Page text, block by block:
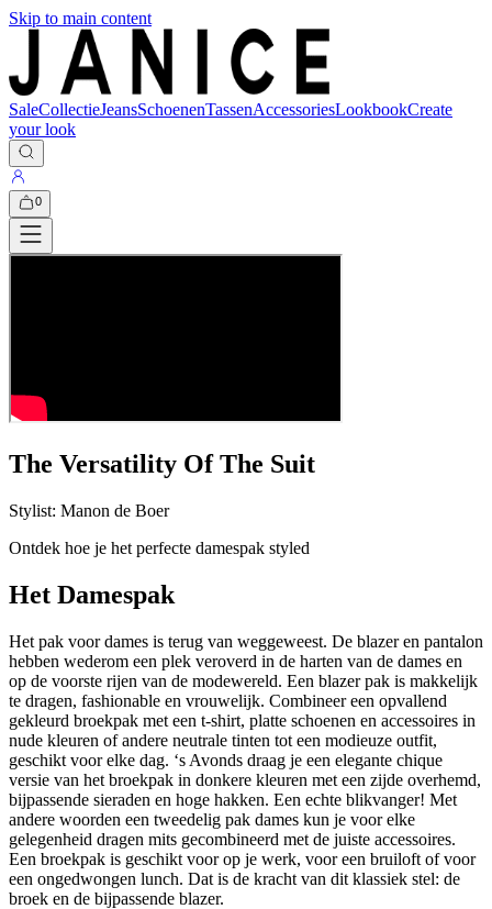
Skip to main content
SaleCollectieJeansSchoenenTassenAccessoriesLookbookCreate
your look
0
The Versatility Of The Suit
Stylist: Manon de Boer
Ontdek hoe je het perfecte damespak styled
Het Damespak
Het pak voor dames is terug van weggeweest. De blazer en pantalon
hebben wederom een plek veroverd in de harten van de dames en
op de voorste rijen van de modewereld. Een blazer pak is makkelijk
te dragen, fashionable en vrouwelijk. Combineer een opvallend
gekleurd broekpak met een t-shirt, platte schoenen en accessoires in
nude kleuren of andere neutrale tinten tot een modieuze outfit,
geschikt voor elke dag. ‘s Avonds draag je een elegante chique
versie van het broekpak in donkere kleuren met een zijde overhemd,
bijpassende sieraden en hoge hakken. Een echte blikvanger! Met
andere woorden een tweedelig pak dames kun je voor elke
gelegenheid dragen mits gecombineerd met de juiste accessoires.
Een broekpak is geschikt voor op je werk, voor een bruiloft of voor
een ongedwongen lunch. Dat is de kracht van dit klassiek stel: de
broek en de bijpassende blazer.